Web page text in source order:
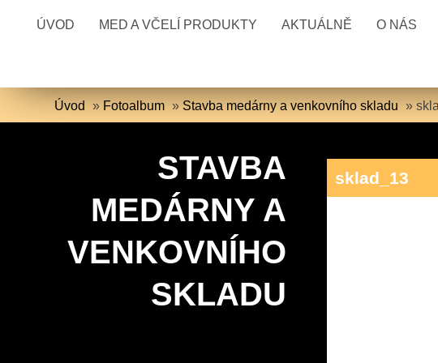
ÚVOD MED A VČELÍ PRODUKTY AKTUÁLNĚ O NÁS
Úvod » Fotoalbum » Stavba medárny a venkovního skladu »
STAVBA
MEDÁRNY A
VENKOVNÍHO
SKLADU
sklad_13